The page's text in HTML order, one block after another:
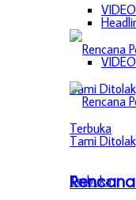
VIDEO
VIDEO